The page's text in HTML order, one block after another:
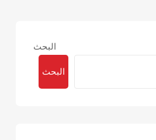
البحث
البحث